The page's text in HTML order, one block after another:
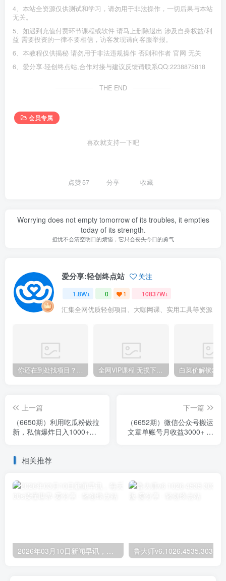
4、本站全资源仅供测试和学习，请勿用于非法操作，一切后果与本站
无关。
5、如遇到充值付费环节课程或软件 请马上删除退出 涉及自身权益/利
益 需要投资的一律不要相信，访客发现请向客服举报。
6、本教程仅供揭秘 请勿用于非法违规操作 否则和作者 官网 无关
6、爱分享·轻创终点站,合作对接与建议反馈请联系QQ:2238875818
THE END
会员专属
喜欢就支持一下吧
点赞57 分享 收藏
Worrying does not empty tomorrow of its troubles, it empties
today of its strength.
担忧不会清空明日的烦恼，它只会丧失今日的勇气
爱分享:轻创终点站 关注
1.8W+ 0 1 10837W+
汇集全网优质轻创项目、大咖网课、实用工具等资源
你还在到处找项目？还在当韭菜？我靠卖项目一个月收入5万+，曾经我也是个失败者。 全网VIP课程 无损下载~.~
上一篇
（6650期）利用吃瓜粉做拉
新，私信爆炸日入1000+赚
下一篇
（6652期）微信公众号搬运
文章单账号月收益3000+ 收
相关推荐